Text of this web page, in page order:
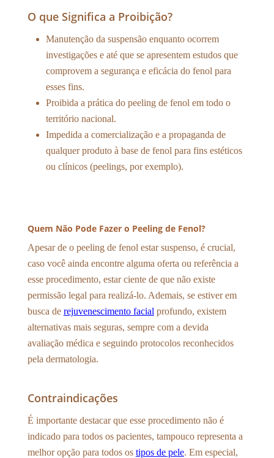
O que Significa a Proibição?
Manutenção da suspensão enquanto ocorrem
investigações e até que se apresentem estudos que
comprovem a segurança e eficácia do fenol para
esses fins.
Proibida a prática do peeling de fenol em todo o
território nacional.
Impedida a comercialização e a propaganda de
qualquer produto à base de fenol para fins estéticos
ou clínicos (peelings, por exemplo).
Quem Não Pode Fazer o Peeling de Fenol?
Apesar de o peeling de fenol estar suspenso, é crucial,
caso você ainda encontre alguma oferta ou referência a
esse procedimento, estar ciente de que não existe
permissão legal para realizá-lo. Ademais, se estiver em
busca de rejuvenescimento facial profundo, existem
alternativas mais seguras, sempre com a devida
avaliação médica e seguindo protocolos reconhecidos
pela dermatologia.
Contraindicações
É importante destacar que esse procedimento não é
indicado para todos os pacientes, tampouco representa a
melhor opção para todos os tipos de pele. Em especial,